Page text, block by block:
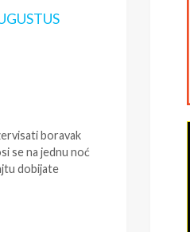
boravak
se na jednu noć
dobijate